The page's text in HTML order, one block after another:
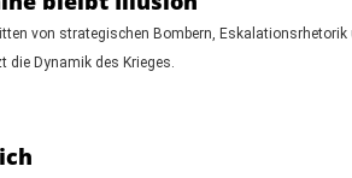
von strategischen Bombern,
die Dynamik des Krieges.